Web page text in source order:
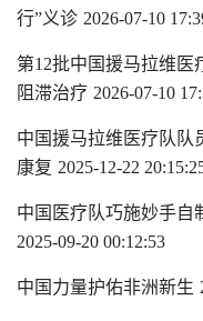
行”义诊 2026-07-10
第12批中国援马拉维
阻滞治疗 2026-07-10
中国援马拉维医疗队队
康复 2025-12-22
中国医疗队巧施妙手自
2025-09-20 00:12:53
中国力量护佑非洲新生